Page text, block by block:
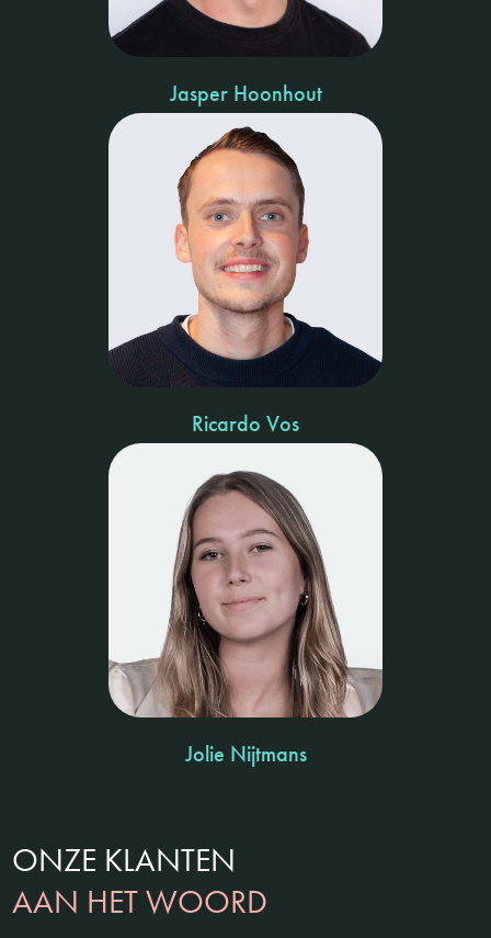
Jasper Hoonhout
Ricardo Vos
Jolie Nijtmans
ONZE KLANTEN
AAN HET WOORD